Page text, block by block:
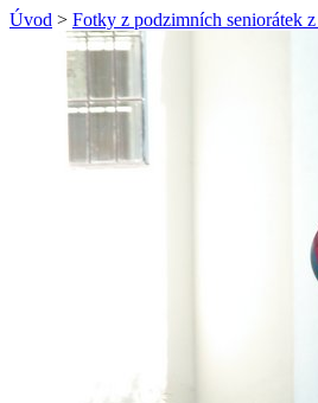
Úvod > Fotky z podzimních seniorátek